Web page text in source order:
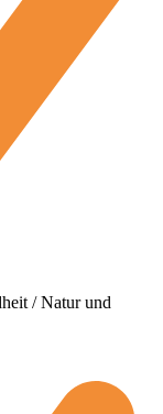
/ Natur und